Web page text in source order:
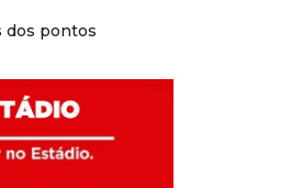
dos pontos